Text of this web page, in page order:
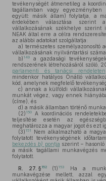
tevékenységét átmenetileg a
tagállamban vagy
együtt: másik állam) folytatja, a
érdekében választása szerint
vállalkozásának székhelye szerint
NEAK által erre a célra
az alábbi adatokat szolgáltatja:
a) természetes személyazonosító
vállalkozásának nyilvántartási száma,
b) 149
a gazdasági
rendszerének létrehozásáról szóló,
parlamenti és tanácsi rendeleten
mindenkor hatályos Önálló
kód, amelynek megfelelő
c) annak a külföldi
munkát végez, vagy ennek
(címe), és
d) a másik államban történő
(2) 150
A koordinációs
teljesítése esetén az
meghatározza a magyar jogot és ezt
(3) 151
Nem alkalmazható a
folytatott tevékenységének
bekezdés b) pontja szerint –
a másik tagállami munkavégzés
folytatott.
R. 27. § 152 (1) 153
Ha a
munkavégzése mellett, azzal